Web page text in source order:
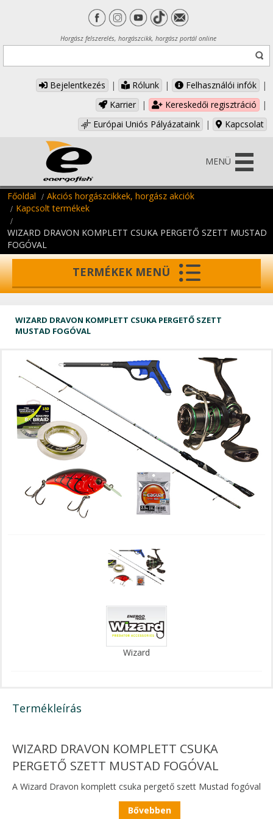
Horgász felszerelés, horgászcikk, horgász portál online
Bejelentkezés | Rólunk | Felhasználói infók
|
Karrier
| Kereskedői regisztráció
|
Európai Uniós Pályázataink
| Kapcsolat
MENÜ
Főoldal
Akciós horgászcikkek, horgász akciók
Kapcsolt termékek
WIZARD DRAVON KOMPLETT CSUKA PERGETŐ SZETT MUSTAD
FOGÓVAL
TERMÉKEK MENÜ
WIZARD DRAVON KOMPLETT CSUKA PERGETŐ SZETT
MUSTAD FOGÓVAL
Wizard
Termékleírás
WIZARD DRAVON KOMPLETT CSUKA
PERGETŐ SZETT MUSTAD FOGÓVAL
A Wizard Dravon komplett csuka pergető szett Mustad fogóval
egy gondosan összeállított felszerelés, amely ideális választás
a csukára specializálódott pergető horgászok számára. A szett
Bővebben